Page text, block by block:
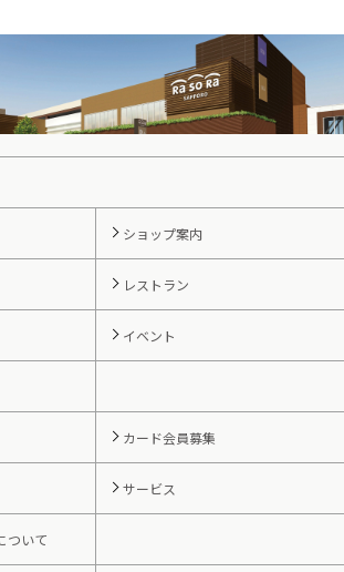
ショップ案内
レストラン
イベント
カード会員募集
サービス
ついて